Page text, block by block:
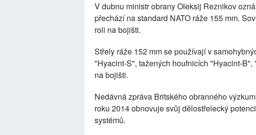
V dubnu ministr obrany Oleksij Reznikov
přechází na standard NATO ráže 155 mm.
roli na bojišti.
Střely ráže 152 mm se používají v
"Hyacint-S", tažených houfnicích "Hyacint-
na bojišti.
Nedávná zpráva Britského obranného
roku 2014 obnovuje svůj dělostřelecký
systémů.